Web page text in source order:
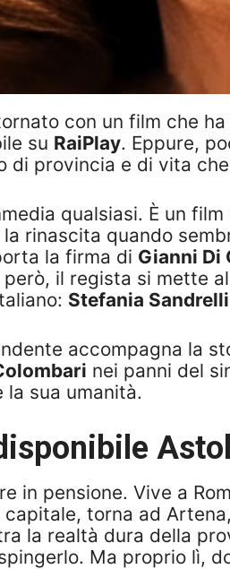
con un film che
su RaiPlay. Eppure,
di provincia e di vita
qualsiasi. È un
rinascita quando
la firma di Gianni Di
il regista si mette
Stefania Sandrelli
accompagna la
nei panni del
la sua umanità.
in pensione. Vive a
torna ad
la realtà dura della
Ma proprio lì,